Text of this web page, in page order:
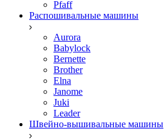
Pfaff
Распошивальные машины
Aurora
Babylock
Bernette
Brother
Elna
Janome
Juki
Leader
Швейно-вышивальные машины